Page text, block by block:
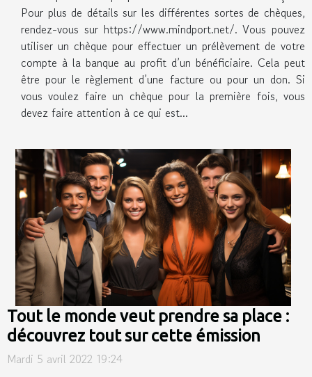
Pour plus de détails sur les différentes sortes de chèques,
rendez-vous sur https://www.mindport.net/. Vous pouvez
utiliser un chèque pour effectuer un prélèvement de votre
compte à la banque au profit d’un bénéficiaire. Cela peut
être pour le règlement d’une facture ou pour un don. Si
vous voulez faire un chèque pour la première fois, vous
devez faire attention à ce qui est...
Tout le monde veut prendre sa place :
découvrez tout sur cette émission
Mardi 5 avril 2022 19:24